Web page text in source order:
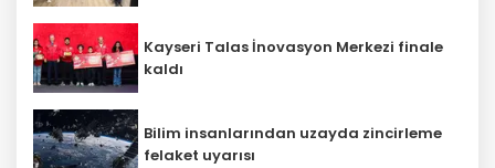
Kayseri Talas İnovasyon Merkezi finale
kaldı
Bilim insanlarından uzayda zincirleme
felaket uyarısı